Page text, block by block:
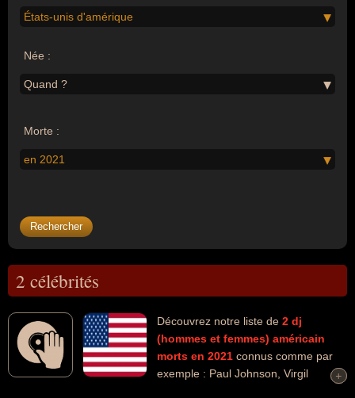
États-unis d'amérique
Née :
Quand ?
Morte :
en 2021
2 célébrités
Découvrez notre liste de 2 dj
(hommes et femmes) américain
morts en 2021 connus comme par
exemple : Paul Johnson, Virgil
+
+